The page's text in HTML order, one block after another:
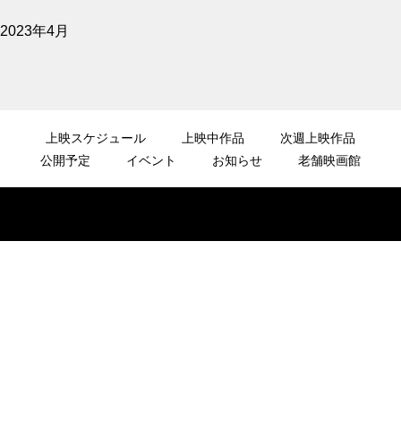
2023年4月
上映スケジュール 上映中作品
次週上映作品
公開予定
イベント お知らせ 老舗映画館